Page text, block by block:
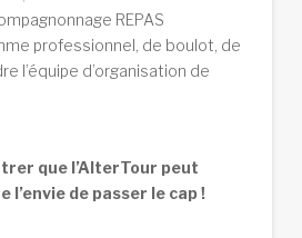
REPAS
professionnel, de boulot, de
l’équipe d’organisation de
que l’AlterTour peut
l’envie de passer le cap !